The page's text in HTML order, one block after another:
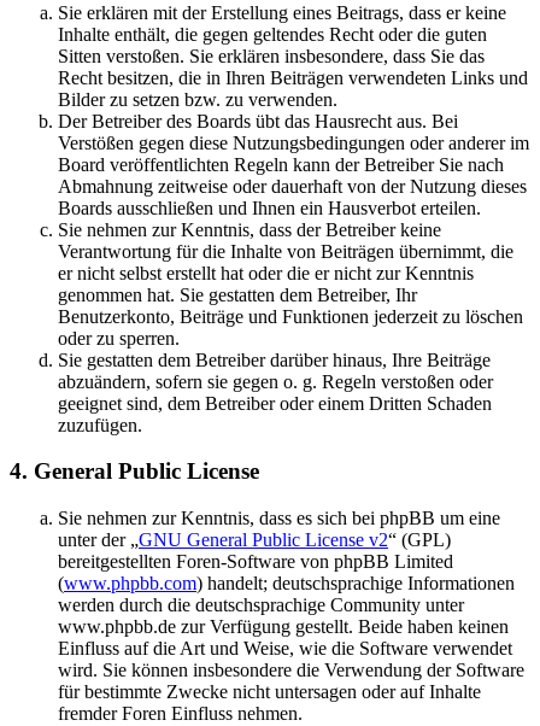
Sie erklären mit der Erstellung eines Beitrags, dass er keine
Inhalte enthält, die gegen geltendes Recht oder die guten
Sitten verstoßen. Sie erklären insbesondere, dass Sie das
Recht besitzen, die in Ihren Beiträgen verwendeten Links und
Bilder zu setzen bzw. zu verwenden.
Der Betreiber des Boards übt das Hausrecht aus. Bei
Verstößen gegen diese Nutzungsbedingungen oder anderer im
Board veröffentlichten Regeln kann der Betreiber Sie nach
Abmahnung zeitweise oder dauerhaft von der Nutzung dieses
Boards ausschließen und Ihnen ein Hausverbot erteilen.
Sie nehmen zur Kenntnis, dass der Betreiber keine
Verantwortung für die Inhalte von Beiträgen übernimmt, die
er nicht selbst erstellt hat oder die er nicht zur Kenntnis
genommen hat. Sie gestatten dem Betreiber, Ihr
Benutzerkonto, Beiträge und Funktionen jederzeit zu löschen
oder zu sperren.
Sie gestatten dem Betreiber darüber hinaus, Ihre Beiträge
abzuändern, sofern sie gegen o. g. Regeln verstoßen oder
geeignet sind, dem Betreiber oder einem Dritten Schaden
zuzufügen.
4. General Public License
Sie nehmen zur Kenntnis, dass es sich bei phpBB um eine
unter der „GNU General Public License v2“ (GPL)
bereitgestellten Foren-Software von phpBB Limited
(www.phpbb.com) handelt; deutschsprachige Informationen
werden durch die deutschsprachige Community unter
www.phpbb.de zur Verfügung gestellt. Beide haben keinen
Einfluss auf die Art und Weise, wie die Software verwendet
wird. Sie können insbesondere die Verwendung der Software
für bestimmte Zwecke nicht untersagen oder auf Inhalte
fremder Foren Einfluss nehmen.